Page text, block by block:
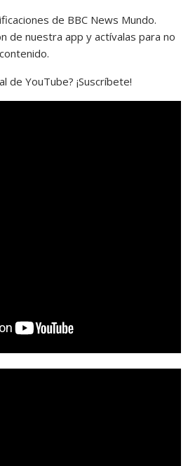
de BBC News Mundo.
de nuestra app y actívalas para no
de YouTube? ¡Suscríbete!